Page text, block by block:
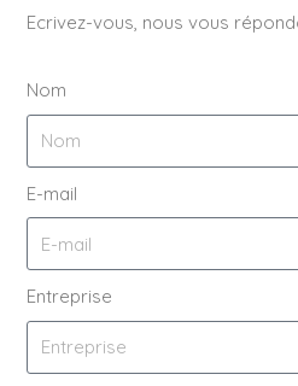
Ecrivez-vous, nous vous
Nom
E-mail
Entreprise